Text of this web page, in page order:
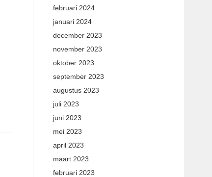
februari 2024
januari 2024
december 2023
november 2023
oktober 2023
september 2023
augustus 2023
juli 2023
juni 2023
mei 2023
april 2023
maart 2023
februari 2023